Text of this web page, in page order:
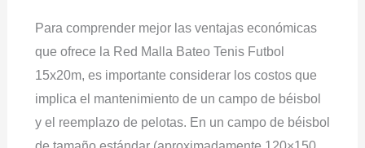
Para comprender mejor las ventajas económicas
que ofrece la Red Malla Bateo Tenis Futbol
15x20m, ​​es importante considerar los costos que
implica el mantenimiento de un campo de béisbol
y el reemplazo de pelotas. En un campo de béisbol